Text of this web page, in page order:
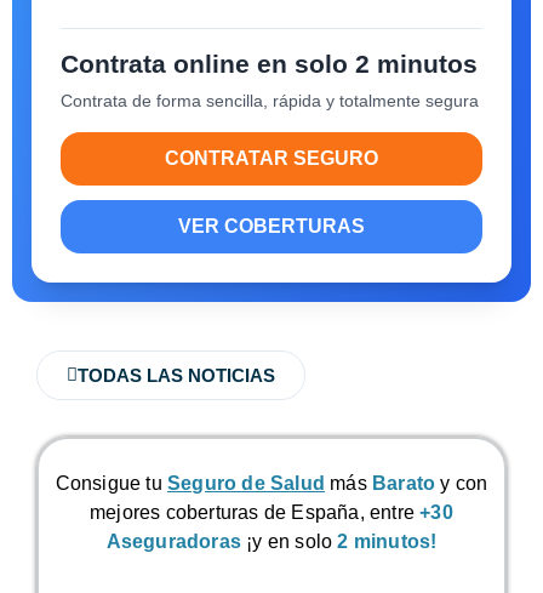
Contrata online en solo 2 minutos
Contrata de forma sencilla, rápida y totalmente segura
CONTRATAR SEGURO
VER COBERTURAS
TODAS LAS NOTICIAS
Consigue tu Seguro de Salud más Barato y con
mejores coberturas de España, entre+30
Aseguradoras ¡y en solo2 minutos!